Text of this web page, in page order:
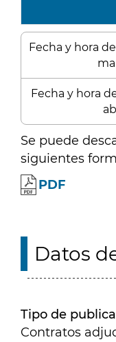
Fecha y hora
Fecha y hora
Se puede
siguientes
PDF
Datos
Tipo de
Contratos